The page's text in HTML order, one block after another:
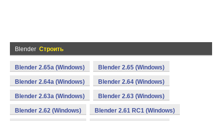
Blender Строить
Blender 2.65a (Windows) Blender 2.65 (Windows)
Blender 2.64a (Windows) Blender 2.64 (Windows)
Blender 2.63a (Windows) Blender 2.63 (Windows)
Blender 2.62 (Windows) Blender 2.61 RC1 (Windows)